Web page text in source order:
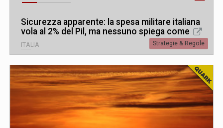
Sicurezza apparente: la spesa militare italiana
vola al 2% del Pil, ma nessuno spiega come
ITALIA Strategie & Regole